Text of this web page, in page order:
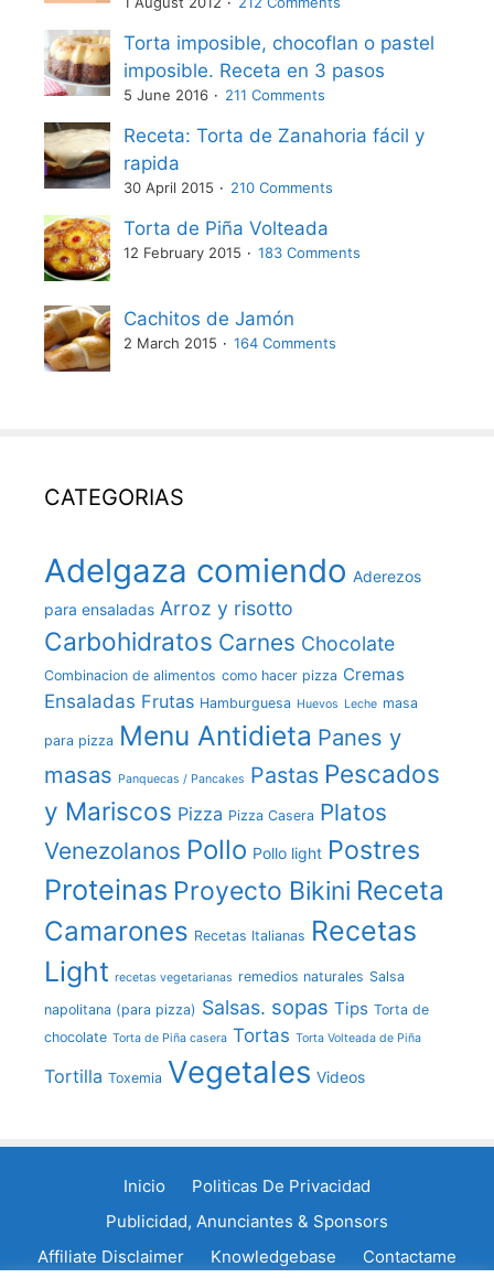
Torta imposible, chocoflan o pastel
imposible. Receta en 3 pasos
5 June 2016 211 Comments
Receta: Torta de Zanahoria fácil y
rapida
30 April 2015 210 Comments
Torta de Piña Volteada
12 February 2015 183 Comments
Cachitos de Jamón
2 March 2015 164 Comments
CATEGORIAS
Adelgaza comiendo Aderezos
para ensaladas Arroz y risotto
Carbohidratos Carnes Chocolate
Combinacion de alimentos como hacer pizza Cremas
Ensaladas Frutas Hamburguesa Huevos Leche masa
para pizza Menu Antidieta Panes y
masas Panquecas / Pancakes Pastas Pescados
y Mariscos Pizza Pizza Casera Platos
Venezolanos Pollo Pollo light Postres
Proteinas Proyecto Bikini Receta
Camarones Recetas Italianas Recetas
Light recetas vegetarianas remedios naturales Salsa
napolitana (para pizza) Salsas. sopas Tips Torta de
chocolate Torta de Piña casera Tortas Torta Volteada de Piña
Tortilla Toxemia Vegetales Videos
Inicio
Politicas De Privacidad
Publicidad, Anunciantes & Sponsors
Affiliate Disclaimer
Knowledgebase Contactame